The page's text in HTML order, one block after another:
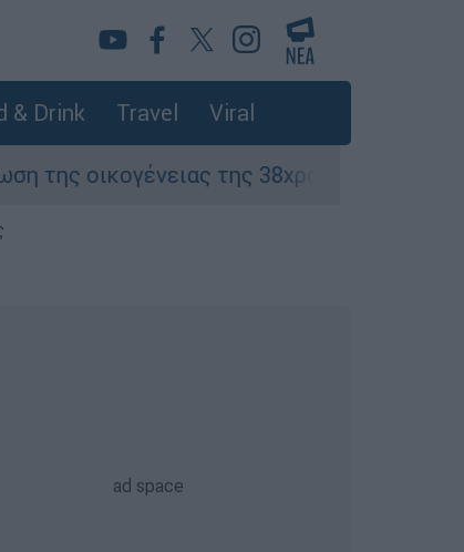
& Drink Travel Viral
της 38χρονης Βρετανίδας που